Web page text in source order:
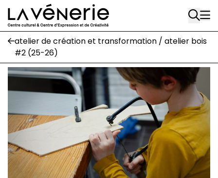
Aller au contenu principal
Rue Gratès, 3
1170 Watermael-Boitsfort
02 663 85 50
Écuries
Place Gilson, 3
1170 Watermael-Boitsfort
suivez-nous
Journal Vénerie- version papier
Newsletter
atelier de création et transformation / atelier bois
#2 (25-26)